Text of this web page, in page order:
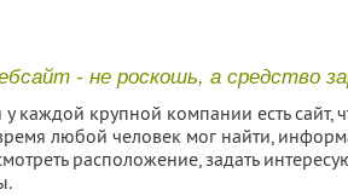
- не роскошь, а средство
у каждой крупной компании есть сайт,
любой человек мог найти,
расположение, задать